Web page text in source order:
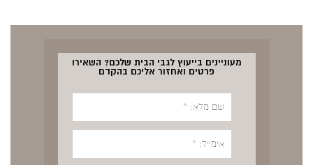
מעוניינים בייעוץ לגבי הבית שלכם? השאירו
פרטים ואחזור אליכם בהקדם